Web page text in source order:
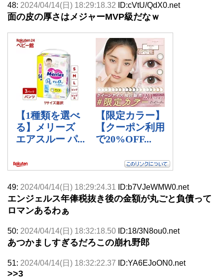
48: 2024/04/14(日) 18:29:18.32 ID:cVtU/QdX0.net
面の皮の厚さはメジャーMVP級だなｗ
49: 2024/04/14(日) 18:29:24.31 ID:b7VJeWMW0.net
エンジェルス年俸税抜き後の金額が丸ごと負債って
ロマンあるわぁ
50: 2024/04/14(日) 18:32:18.50 ID:18/3N8ou0.net
あつかましすぎるだろこの崩れ野郎
51: 2024/04/14(日) 18:32:22.37 ID:YA6EJoON0.net
>>3